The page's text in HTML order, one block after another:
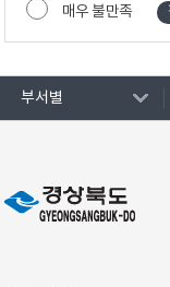
매우 불만족
부서별